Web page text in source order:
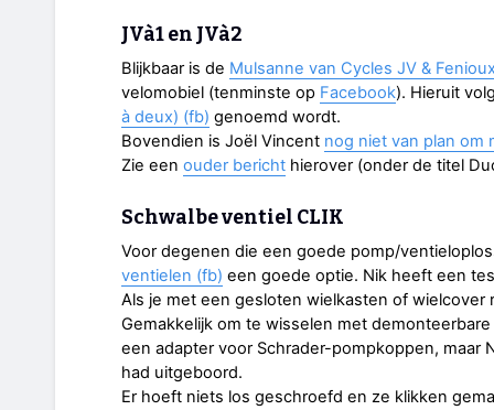
JVà1 en JVà2
Blijkbaar is de Mulsanne van Cycles JV &
velomobiel (tenminste op Facebook). Hieruit
à deux) (fb) genoemd wordt.
Bovendien is Joël Vincent nog niet van plan om
Zie een ouder bericht hierover (onder de titel
Schwalbe ventiel CLIK
Voor degenen die een goede pomp/
ventielen (fb) een goede optie. Nik heeft een
Als je met een gesloten wielkasten of
Gemakkelijk om te wisselen met
een adapter voor Schrader-pompkoppen, maar
had uitgeboord.
Er hoeft niets los geschroefd en ze klikken